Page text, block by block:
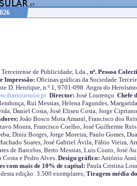
Terceirense de Publicidade, Lda., nº. Pessoa
Impressão: Oficinas gráficas da Sociedade
D. Henrique, n.º 1, 9701-098 Angra do
Director: José Lourenço. Chefe
Rui Messias, Helena Fagundes,
Daniel Costa, José Eliseu Costa, Jorge
João Bosco Mota Amaral, Francisco dos
Moura, Francisco Coelho, José Guilherme
Diniz Borges, Jorge Moreira, Paulo Gomes,
Soares, José Gabriel Ávila, Fábio Vieira,
de Barcelos, Berto Messias, Luis Couto, José
Costa e Pedro Alves.Design gráfico: António
com mais de 10% de capital: Paula Cristina
edição: 3.500 exemplares; Tiragem média